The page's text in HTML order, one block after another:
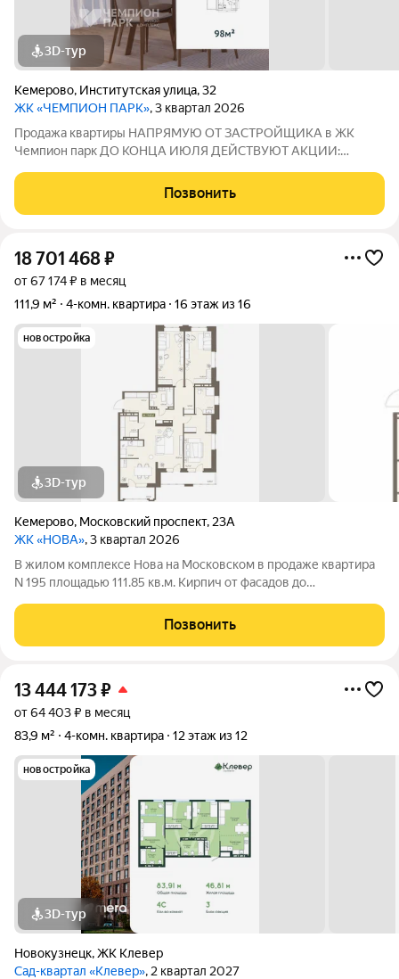
3D-тур
Кемерово, Институтская улица,32
ЖК «ЧЕМПИОН ПАРК», 3 квартал 2026
Продажа квартиры НАПРЯМУЮ ОТ ЗАСТРОЙЩИКА в ЖК
Чемпион парк ДО КОНЦА ИЮЛЯ ДЕЙСТВУЮТ АКЦИИ:
И ДРУГИЕ ПРЕДЛОЖЕНИЯ! Болеe подpобную информацию
менеджер предоставит по телефону! Звоните! ЖК Чемпион
Позвонить
18 701 468₽
от 67 174 ₽ в месяц
111,9 м²
4-комн. квартира 16 этаж из 16
новостройка
3D-тур
Кемерово, Московский проспект, 23А
ЖК «НОВА», 3 квартал 2026
В жилом комплексе Нова на Московском в продаже квартира
N 195 площадью 111.85 кв.м. Кирпич от фасадов до
остекленная лоджия. Квартира сдается в отделке white box. 17-
этажный дом, с последних этажей
Позвонить
13 444 173₽
от 64 403 ₽ в месяц
83,9 м²
4-комн. квартира 12 этаж из 12
новостройка
3D-тур
Новокузнецк,ЖК Клевер
Сад-квартал «Клевер», 2 квартал 2027